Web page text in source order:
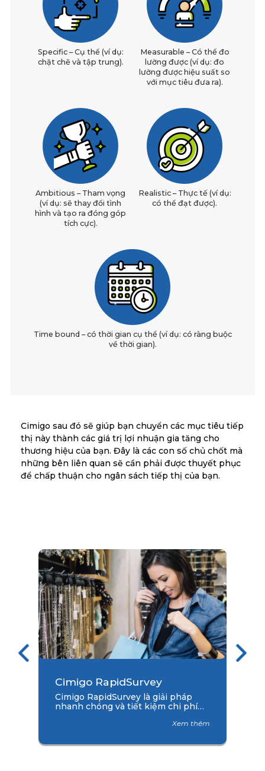
Specific – Cụ thể (ví dụ:
chặt chẽ và tập trung).
Measurable – Có thể đo
lường được (ví dụ: đo
lường được hiệu suất so
với mục tiêu đưa ra).
Ambitious – Tham vọng
(ví dụ: sẽ thay đổi tình
hình và tạo ra đóng góp
tích cực).
Realistic – Thực tế (ví dụ:
có thể đạt được).
Time bound – có thời gian cụ thể (ví dụ: có ràng buộc
về thời gian).
Cimigo sau đó sẽ giúp bạn chuyển các mục tiêu tiếp
thị này thành các giá trị lợi nhuận gia tăng cho
thương hiệu của bạn. Đây là các con số chủ chốt mà
những bên liên quan sẽ cần phải được thuyết phục
để chấp thuận cho ngân sách tiếp thị của bạn.
Cimigo RapidSurvey
Cimigo RapidSurvey là giải pháp
nhanh chóng và tiết kiệm chi phí
Xem thêm